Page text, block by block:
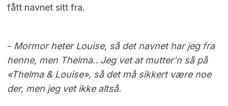
fått navnet sitt fra.
- Mormor heter Louise, så det navnet har jeg fra
henne, men Thelma.. Jeg vet at mutter’n så på
«Thelma & Louise», så det må sikkert være noe
der, men jeg vet ikke altså.